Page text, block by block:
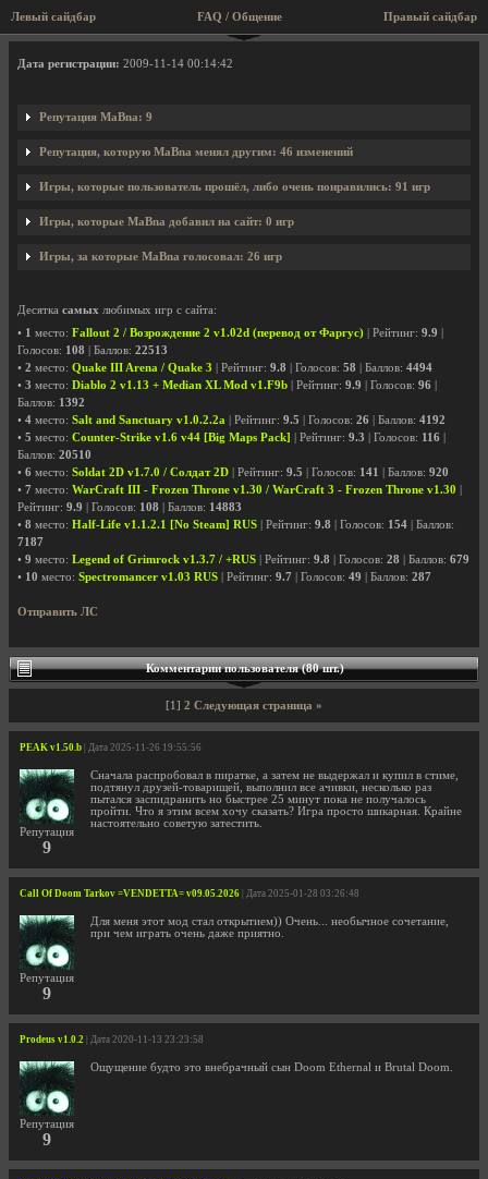
Левый сайдбар Правый сайдбар
FAQ / Общение
Профиль пользователя MaBna
Дата регистрации: 2009-11-14 00:14:42
Репутация MaBna: 9
Репутация, которую MaBna менял другим: 46 изменений
Игры, которые пользователь прошёл, либо очень понравились: 91 игр
Игры, которые MaBna добавил на сайт: 0 игр
Игры, за которые MaBna голосовал: 26 игр
Десятка самых любимых игр с сайта:
• 1 место: Fallout 2 / Возрождение 2 v1.02d (перевод от Фаргус) | Рейтинг: 9.9
Голосов: 108 | Баллов: 22513
• 2 место: Quake III Arena / Quake 3 | Рейтинг: 9.8 | Голосов: 58 | Баллов: 4494
• 3 место: Diablo 2 v1.13 + Median XL Mod v1.F9b | Рейтинг: 9.9 | Голосов: 96
Баллов: 1392
• 4 место: Salt and Sanctuary v1.0.2.2a | Рейтинг: 9.5 | Голосов: 26 | Баллов: 4192
• 5 место: Counter-Strike v1.6 v44 [Big Maps Pack] | Рейтинг: 9.3 | Голосов: 116
Баллов: 20510
• 6 место: Soldat 2D v1.7.0 / Солдат 2D | Рейтинг: 9.5 | Голосов: 141 | Баллов: 920
• 7 место: WarCraft III - Frozen Throne v1.30 / WarCraft 3 - Frozen Throne v1.30
Рейтинг: 9.9 | Голосов: 108 | Баллов: 14883
• 8 место: Half-Life v1.1.2.1 [No Steam] RUS | Рейтинг: 9.8 | Голосов: 154 | Баллов:
7187
• 9 место: Legend of Grimrock v1.3.7 / +RUS | Рейтинг: 9.8 | Голосов: 28 | Баллов: 679
• 10 место: Spectromancer v1.03 RUS | Рейтинг: 9.7 | Голосов: 49 | Баллов: 287
Отправить ЛС
Комментарии пользователя (80 шт.)
[1] 2 Следующая страница »
PEAK v1.50.b | Дата 2025-11-26 19:55:56
Репутация
9
Сначала распробовал в пиратке, а затем не выдержал и купил в стиме,
подтянул друзей-товарищей, выполнил все ачивки, несколько раз
пытался заспидранить но быстрее 25 минут пока не получалось
пройти. Что я этим всем хочу сказать? Игра просто шикарная. Крайне
настоятельно советую затестить.
Call Of Doom Tarkov =VENDETTA= v09.05.2026 | Дата 2025-01-28 03:26:48
Репутация
9
Для меня этот мод стал открытием)) Очень... необычное сочетание,
при чем играть очень даже приятно.
Prodeus v1.0.2 | Дата 2020-11-13 23:23:58
Репутация
9
Ощущение будто это внебрачный сын Doom Ethernal и Brutal Doom.